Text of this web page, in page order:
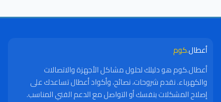
أعطال.كوم
أعطال.كوم هو دليلك لحلول مشاكل الأجهزة والاتصالات
والكهرباء. نقدم شروحات، نصائح، وأكواد أعطال تساعدك على
إصلاح المشكلات بنفسك أو التواصل مع الدعم الفني المناسب.